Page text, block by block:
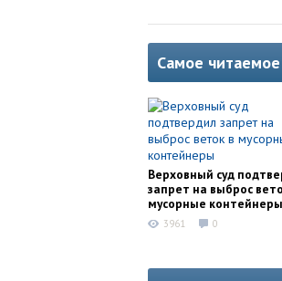
Самое
Верховный суд
запрет на выброс
мусорные контейнеры
3961 0